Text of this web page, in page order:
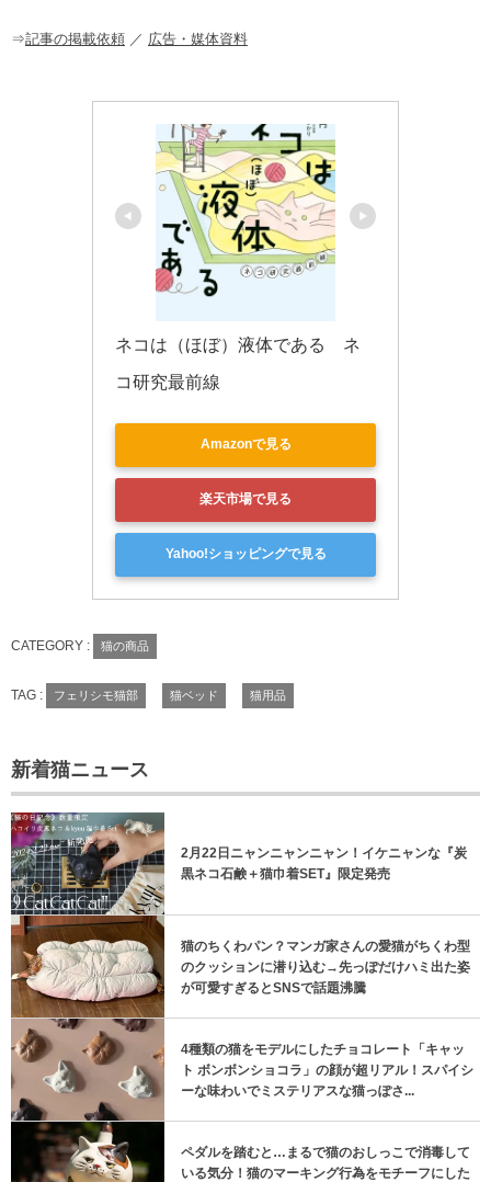
o
⇒記事の掲載依頼 ／ 広告・媒体資料
ネコは（ほぼ）液体である　ネ
コ研究最前線
Amazonで見る
楽天市場で見る
Yahoo!ショッピングで見る
CATEGORY : 猫の商品
TAG : フェリシモ猫部 猫ベッド 猫用品
新着猫ニュース
2月22日ニャンニャンニャン！イケニャンな『炭
黒ネコ石鹸＋猫巾着SET』限定発売
猫のちくわパン？マンガ家さんの愛猫がちくわ型
のクッションに潜り込む→先っぽだけハミ出た姿
が可愛すぎるとSNSで話題沸騰
4種類の猫をモデルにしたチョコレート「キャッ
ト ボンボンショコラ」の顔が超リアル！スパイシ
ーな味わいでミステリアスな猫っぽさ...
ペダルを踏むと…まるで猫のおしっこで消毒して
いる気分！猫のマーキング行為をモチーフにした